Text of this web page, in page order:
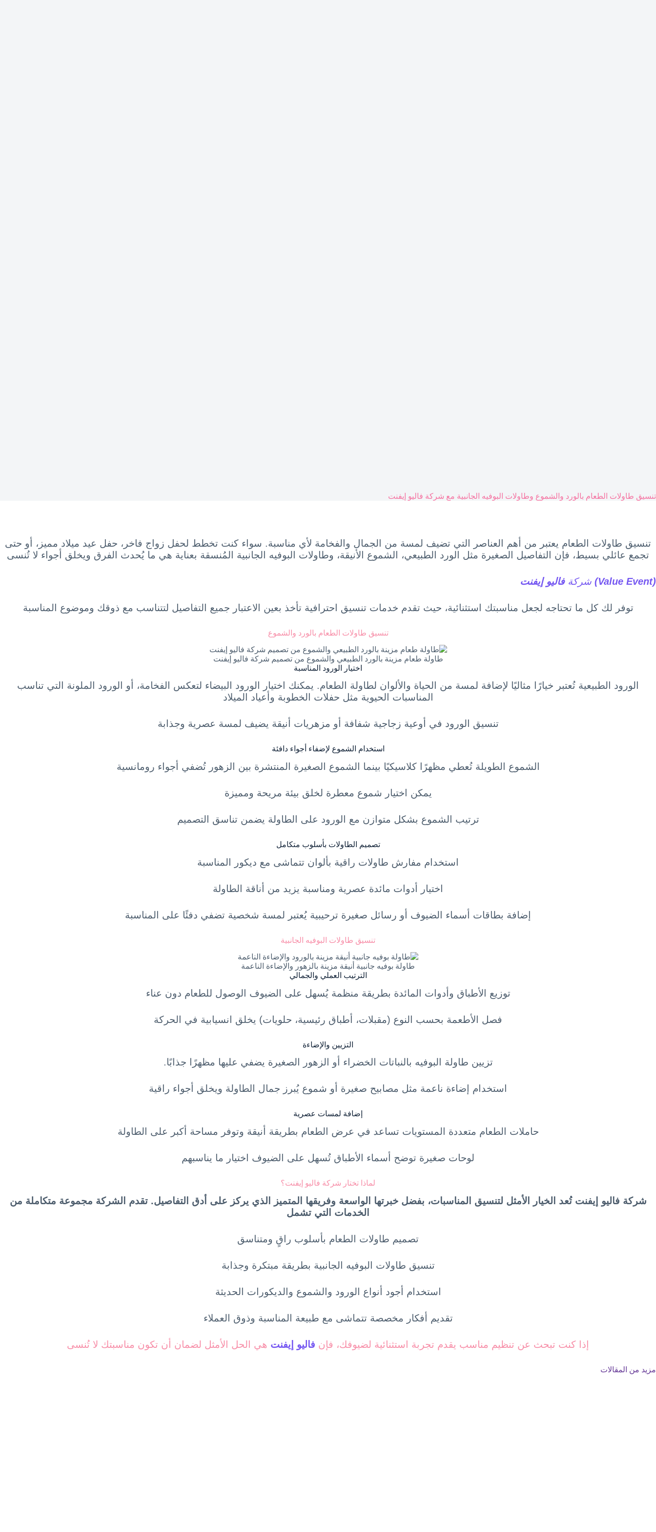
تنسيق طاولات الطعام بالورد والشموع وطاولات البوفيه الجانبية مع شركة فاليو إيفنت
تنسيق طاولات الطعام يعتبر من أهم العناصر التي تضيف لمسة من الجمال والفخامة لأي مناسبة. سواء كنت تخطط لحفل زواج فاخر، حفل عيد ميلاد مميز، أو حتى
تجمع عائلي بسيط، فإن التفاصيل الصغيرة مثل الورد الطبيعي، الشموع الأنيقة، وطاولات البوفيه الجانبية المُنسقة بعناية هي ما يُحدث الفرق ويخلق أجواء لا تُنسى
(Value Event) شركةفاليو إيفنت
توفر لك كل ما تحتاجه لجعل مناسبتك استثنائية، حيث تقدم خدمات تنسيق احترافية تأخذ بعين الاعتبار جميع التفاصيل لتتناسب مع ذوقك وموضوع المناسبة
تنسيق طاولات الطعام بالورد والشموع
طاولة طعام مزينة بالورد الطبيعي والشموع من تصميم شركة فاليو إيفنت
اختيار الورود المناسبة
الورود الطبيعية تُعتبر خيارًا مثاليًا لإضافة لمسة من الحياة والألوان لطاولة الطعام. يمكنك اختيار الورود البيضاء لتعكس الفخامة، أو الورود الملونة التي تناسب
المناسبات الحيوية مثل حفلات الخطوبة وأعياد الميلاد
تنسيق الورود في أوعية زجاجية شفافة أو مزهريات أنيقة يضيف لمسة عصرية وجذابة
استخدام الشموع لإضفاء أجواء دافئة
الشموع الطويلة تُعطي مظهرًا كلاسيكيًا بينما الشموع الصغيرة المنتشرة بين الزهور تُضفي أجواء رومانسية
يمكن اختيار شموع معطرة لخلق بيئة مريحة ومميزة
ترتيب الشموع بشكل متوازن مع الورود على الطاولة يضمن تناسق التصميم
تصميم الطاولات بأسلوب متكامل
استخدام مفارش طاولات راقية بألوان تتماشى مع ديكور المناسبة
اختيار أدوات مائدة عصرية ومناسبة يزيد من أناقة الطاولة
إضافة بطاقات أسماء الضيوف أو رسائل صغيرة ترحيبية يُعتبر لمسة شخصية تضفي دفئًا على المناسبة
تنسيق طاولات البوفيه الجانبية
طاولة بوفيه جانبية أنيقة مزينة بالزهور والإضاءة الناعمة
الترتيب العملي والجمالي
توزيع الأطباق وأدوات المائدة بطريقة منظمة يُسهل على الضيوف الوصول للطعام دون عناء
فصل الأطعمة بحسب النوع (مقبلات، أطباق رئيسية، حلويات) يخلق انسيابية في الحركة
التزيين والإضاءة
تزيين طاولة البوفيه بالنباتات الخضراء أو الزهور الصغيرة يضفي عليها مظهرًا جذابًا.
استخدام إضاءة ناعمة مثل مصابيح صغيرة أو شموع يُبرز جمال الطاولة ويخلق أجواء راقية
إضافة لمسات عصرية
حاملات الطعام متعددة المستويات تساعد في عرض الطعام بطريقة أنيقة وتوفر مساحة أكبر على الطاولة
لوحات صغيرة توضح أسماء الأطباق تُسهل على الضيوف اختيار ما يناسبهم
لماذا تختار شركة فاليو إيفنت؟
شركة فاليو إيفنت تُعد الخيار الأمثل لتنسيق المناسبات، بفضل خبرتها الواسعة وفريقها المتميز الذي يركز على أدق التفاصيل. تقدم الشركة مجموعة متكاملة من
الخدمات التي تشمل
تصميم طاولات الطعام بأسلوب راقٍ ومتناسق
تنسيق طاولات البوفيه الجانبية بطريقة مبتكرة وجذابة
استخدام أجود أنواع الورود والشموع والديكورات الحديثة
تقديم أفكار مخصصة تتماشى مع طبيعة المناسبة وذوق العملاء
إذا كنت تبحث عن تنظيم مناسب يقدم تجربة استثنائية لضيوفك، فإن فاليو إيفنت هي الحل الأمثل لضمان أن تكون مناسبتك لا تُنسى
مزيد من المقالات